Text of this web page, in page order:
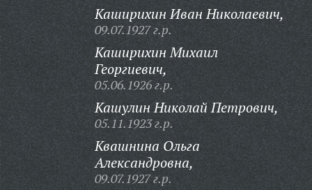
Каширихин Иван Николаевич,
09.07.1927 г.р.
Каширихин Михаил
Георгиевич,
05.06.1926 г.р.
Кашулин Николай Петрович,
05.11.1923 г.р.
Квашнина Ольга
Александровна,
09.07.1927 г.р.